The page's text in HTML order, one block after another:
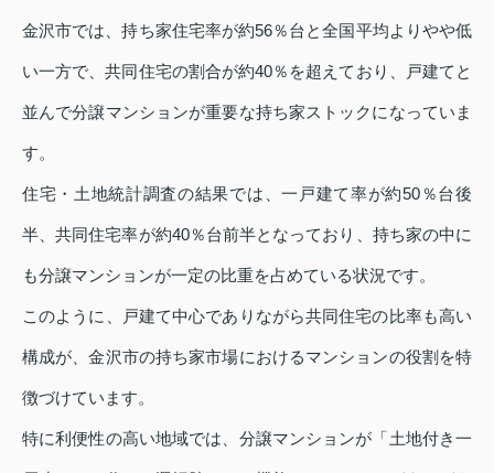
金沢市では、持ち家住宅率が約56％台と全国平均よりやや低
い一方で、共同住宅の割合が約40％を超えており、戸建てと
並んで分譲マンションが重要な持ち家ストックになっていま
す。
住宅・土地統計調査の結果では、一戸建て率が約50％台後
半、共同住宅率が約40％台前半となっており、持ち家の中に
も分譲マンションが一定の比重を占めている状況です。
このように、戸建て中心でありながら共同住宅の比率も高い
構成が、金沢市の持ち家市場におけるマンションの役割を特
徴づけています。
特に利便性の高い地域では、分譲マンションが「土地付き一